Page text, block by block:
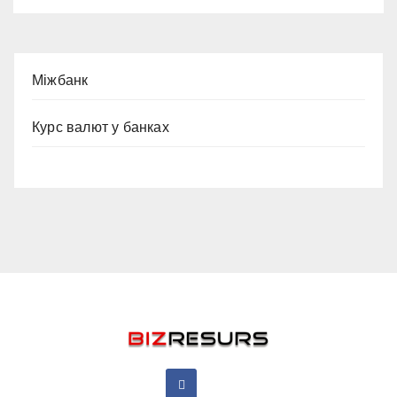
Міжбанк
Курс валют у банках